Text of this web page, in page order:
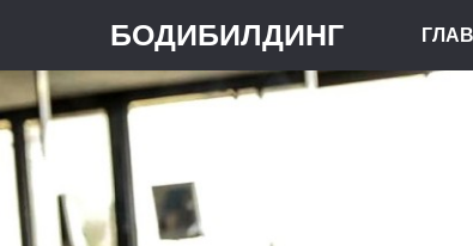
БОДИБИЛДИНГ